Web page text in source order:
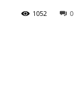
0
1052